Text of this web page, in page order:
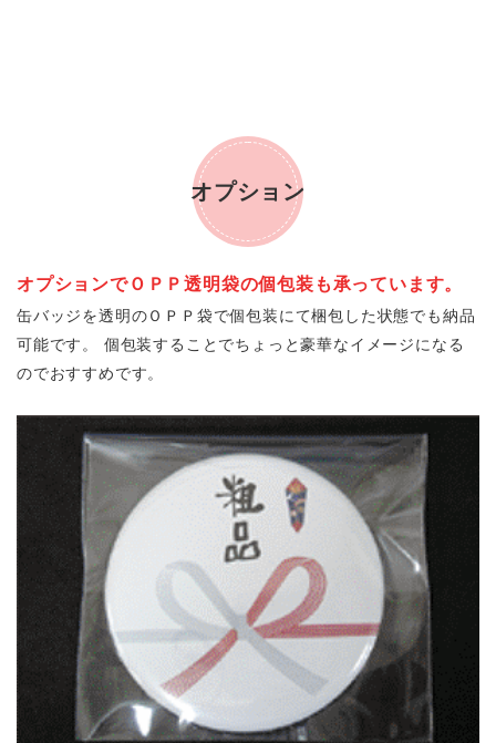
オプション
オプションでＯＰＰ透明袋の個包装も承っています。
缶バッジを透明のＯＰＰ袋で個包装にて梱包した状態でも納品
可能です。 個包装することでちょっと豪華なイメージになる
のでおすすめです。